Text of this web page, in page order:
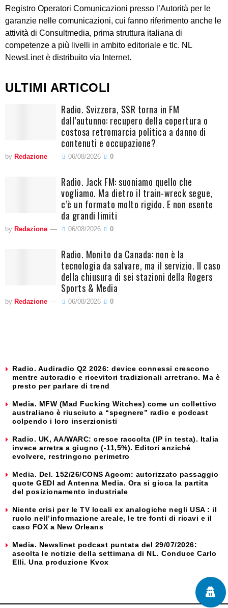
Registro Operatori Comunicazioni presso l’Autorità per le
garanzie nelle comunicazioni, cui fanno riferimento anche le
attività di Consultmedia, prima struttura italiana di
competenze a più livelli in ambito editoriale e tlc. NL
NewsLinet è distribuito via Internet.
ULTIMI ARTICOLI
Radio. Svizzera, SSR torna in FM
dall’autunno: recupero della copertura o
costosa retromarcia politica a danno di
contenuti e occupazione?
by Redazione 06/08/2026 0
Radio. Jack FM: suoniamo quello che
vogliamo. Ma dietro il train-wreck segue,
c’è un formato molto rigido. E non esente
da grandi limiti
by Redazione 06/08/2026 0
Radio. Monito da Canada: non è la
tecnologia da salvare, ma il servizio. Il caso
della chiusura di sei stazioni della Rogers
Sports & Media
by Redazione 06/08/2026 0
Radio. Audiradio Q2 2026: device connessi crescono
mentre autoradio e ricevitori tradizionali arretrano. Ma è
presto per parlare di trend
Media. MFW (Mad Fucking Witches) come un collettivo
australiano è riusciuto a “spegnere” radio e podcast
colpendo i loro inserzionisti
Radio. UK, AA/WARC: cresce raccolta (IP in testa). Italia
invece arretra a giugno (-11,5%). Editori anziché
evolvere, restringono perimetro
Media. Del. 152/26/CONS Agcom: autorizzato passaggio
quote GEDI ad Antenna Media. Ora si gioca la partita
del posizionamento industriale
Niente crisi per le TV locali ex analogiche negli USA : il
ruolo nell’informazione areale, le tre fonti di ricavi e il
caso FOX a New Orleans
Media. Newslinet podcast puntata del 29/07/2026:
ascolta le notizie della settimana di NL. Conduce Carlo
Elli. Una produzione Kvox